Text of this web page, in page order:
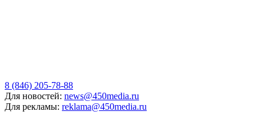
8 (846) 205-78-88
Для новостей: news@450media.ru
Для рекламы: reklama@450media.ru